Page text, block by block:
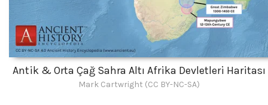
Antik & Orta Çağ Sahra Altı Afrika Devletleri Haritası
Mark Cartwright (CC BY-NC-SA)